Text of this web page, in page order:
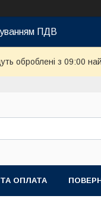
ПДВ
оброблені з 09:00
ОПЛАТА